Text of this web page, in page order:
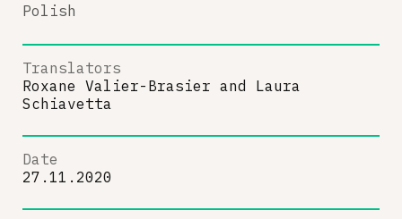
Polish
Translators
Roxane Valier-Brasier and Laura
Schiavetta
Date
27.11.2020